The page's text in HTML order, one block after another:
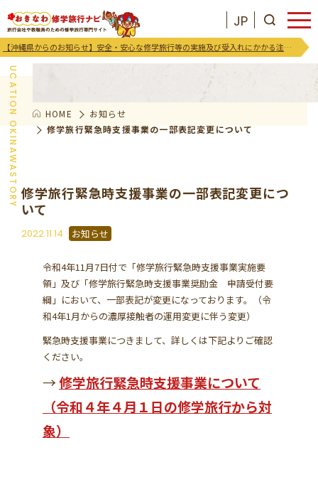
JP
【沖縄県からのお知らせ】安全・安心な修学旅行等の実施及び受入れにかかる注意喚起及び御協力のお願い
JP お気に入りリスト
支援･イベント
学習資料
参加者の声
安全･安心
EDUCATION OKINAWASTORY
お知らせ
HOME
お知らせ
修学旅行緊急時支援事業の一部表記変更について
修学旅行緊急時支援事業の一部表記変更につ
いて
2022.11.14 お知らせ
令和4年11月7日付で「修学旅行緊急時支援事業実施要
領」及び「修学旅行緊急時支援事業奨励金 申請受付要
綱」において、一部表記が変更になっております。（令
和4年1月からの濃厚接触者の運用変更に伴う変更）
緊急時支援事業につきまして、詳しくは下記よりご確認
ください。
→修学旅行緊急時支援事業について
（令和４年４月１日の修学旅行から対
象）